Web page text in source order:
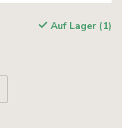
Auf Lager (1)